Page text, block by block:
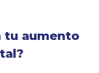
tu aumento